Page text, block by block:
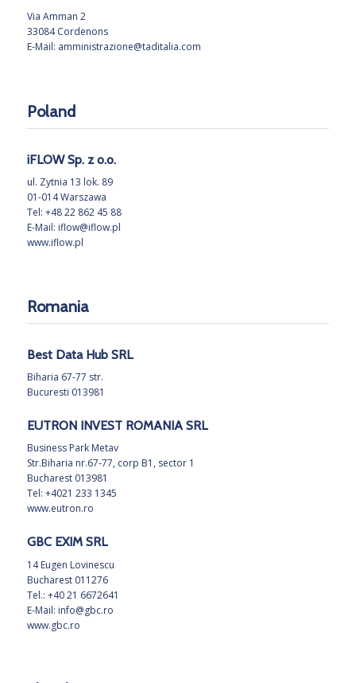
Via Amman 2
33084 Cordenons
E-Mail: amministrazione@taditalia.com
Poland
iFLOW Sp. z o.o.
ul. Zytnia 13 lok. 89
01-014 Warszawa
Tel: +48 22 862 45 88
E-Mail: iflow@iflow.pl
www.iflow.pl
Romania
Best Data Hub SRL
Biharia 67-77 str.
Bucuresti 013981
EUTRON INVEST ROMANIA SRL
Business Park Metav
Str.Biharia nr.67-77, corp B1, sector 1
Bucharest 013981
Tel: +4021 233 1345
www.eutron.ro
GBC EXIM SRL
14 Eugen Lovinescu
Bucharest 011276
Tel.: +40 21 6672641
E-Mail: info@gbc.ro
www.gbc.ro